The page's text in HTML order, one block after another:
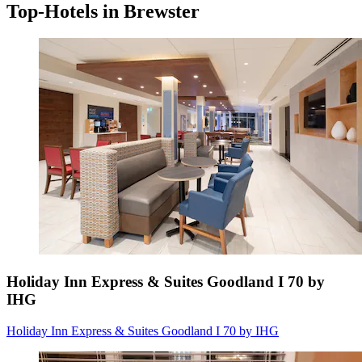
Top-Hotels in Brewster
Holiday Inn Express & Suites Goodland I 70 by
IHG
Holiday Inn Express & Suites Goodland I 70 by IHG